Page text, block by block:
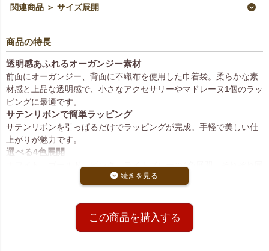
¥8,360税込
関連商品 ＞ サイズ展開
商品の特長
透明感あふれるオーガンジー素材
前面にオーガンジー、背面に不織布を使用した巾着袋。柔らかな素
材感と上品な透明感で、小さなアクセサリーやマドレーヌ1個のラッ
ピングに最適です。
サテンリボンで簡単ラッピング
サテンリボンを引っぱるだけでラッピングが完成。手軽で美しい仕
上がりが魅力です。
選べる4色展開
ホワイト、ゴールド、ピンク、ライトブルーの4色展開。それぞれ同
色の不織布とオーガンジー、サテンリボンを使用し統一感を演出し
S1サイズでアクセサリーや小物用に
小さなサイズ感がアクセサリーやキャンディなどのラッピングにぴ
この商品を購入する